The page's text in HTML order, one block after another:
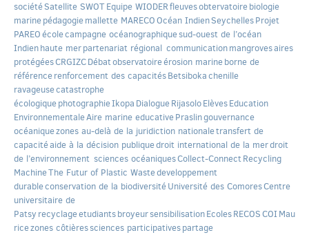
sociétéSatellite SWOTEquipe WIODERfleuvesobtervatoirebiologie
marinepédagogiemallette MARECOOcéan IndienSeychellesProjet
PAREOécolecampagne océanographiquesud-ouest de l’océan
Indienhaute merpartenariat régional communicationmangrovesaires
protégéesCRGIZCDébatobservatoireérosion marineborne de
référencerenforcement des capacitésBetsibokachenille
ravageusecatastrophe
écologiquephotographieIkopa DialogueRijasoloElèvesEducation
EnvironnementaleAire marine educativePraslingouvernance
océaniquezones au-delà de la juridiction nationaletransfert de
capacitéaide à la décision publiquedroit international de la merdroit
de l’environnement sciences océaniquesCollect-ConnectRecycling
MachineThe Futur of Plastic Wastedeveloppement
durableconservation de la biodiversitéUniversité des ComoresCentre
universitaire de
Patsy recyclageetudiantsbroyeursensibilisationEcolesRECOSCOIMau
ricezones côtièressciences participativespartage